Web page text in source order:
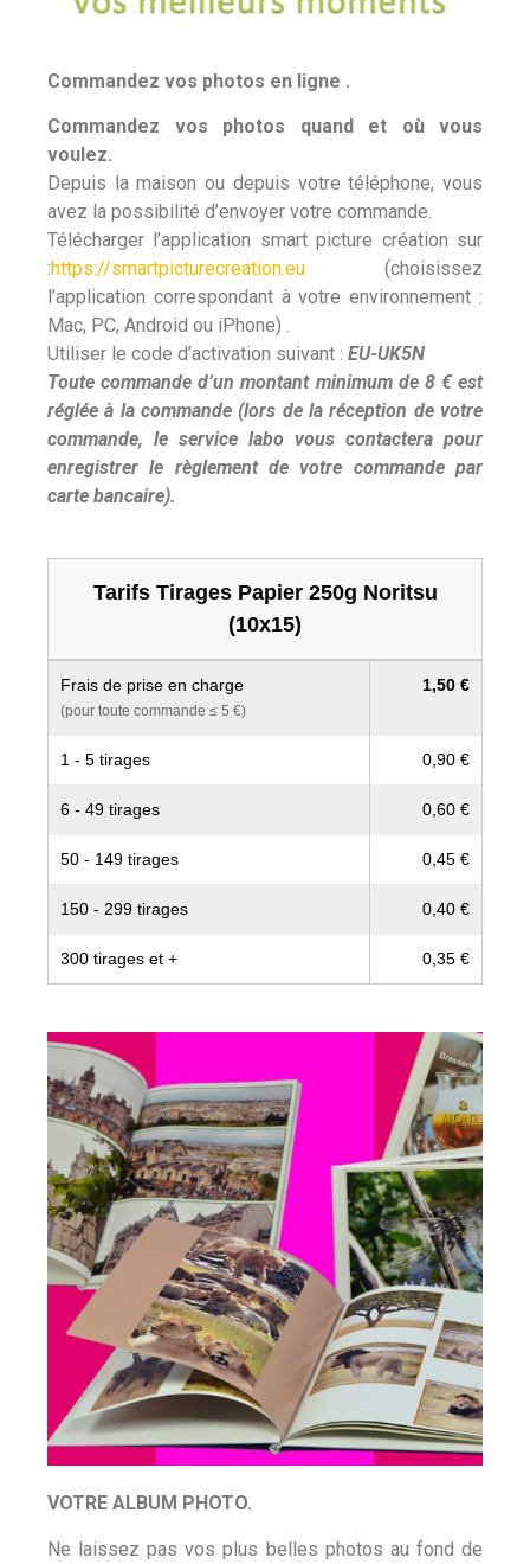
Commandez vos photos en ligne .
Commandez vos photos quand et où vous
voulez.
Depuis la maison ou depuis votre téléphone, vous
avez la possibilité d’envoyer votre commande.
Télécharger l’application smart picture création sur
:https://smartpicturecreation.eu (choisissez
l’application correspondant à votre environnement :
Mac, PC, Android ou iPhone) .
Utiliser le code d’activation suivant : EU-UK5N
Toute commande d’un montant minimum de 8 € est
réglée à la commande (lors de la réception de votre
commande, le service labo vous contactera pour
enregistrer le règlement de votre commande par
carte bancaire).
Tarifs Tirages Papier 250g Noritsu
(10x15)
Frais de prise en charge
(pour toute commande ≤ 5 €)
1,50 €
1 - 5 tirages 0,90 €
6 - 49 tirages 0,60 €
50 - 149 tirages 0,45 €
150 - 299 tirages 0,40 €
300 tirages et + 0,35 €
VOTRE ALBUM PHOTO.
Ne laissez pas vos plus belles photos au fond de